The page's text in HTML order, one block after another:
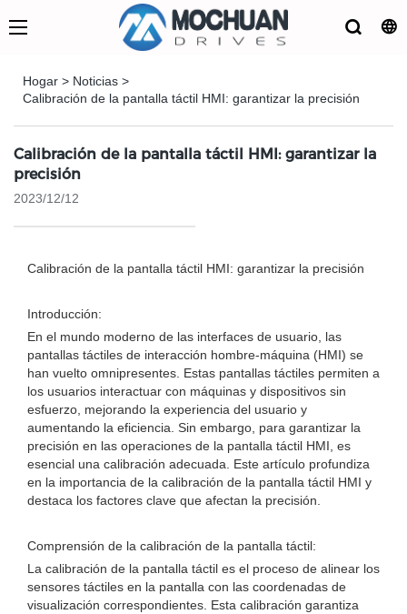
Hogar > Noticias >
Calibración de la pantalla táctil HMI: garantizar la precisión
Calibración de la pantalla táctil HMI: garantizar la
precisión
2023/12/12
Calibración de la pantalla táctil HMI: garantizar la precisión
Introducción:
En el mundo moderno de las interfaces de usuario, las
pantallas táctiles de interacción hombre-máquina (HMI) se
han vuelto omnipresentes. Estas pantallas táctiles permiten a
los usuarios interactuar con máquinas y dispositivos sin
esfuerzo, mejorando la experiencia del usuario y
aumentando la eficiencia. Sin embargo, para garantizar la
precisión en las operaciones de la pantalla táctil HMI, es
esencial una calibración adecuada. Este artículo profundiza
en la importancia de la calibración de la pantalla táctil HMI y
destaca los factores clave que afectan la precisión.
Comprensión de la calibración de la pantalla táctil:
La calibración de la pantalla táctil es el proceso de alinear los
sensores táctiles en la pantalla con las coordenadas de
visualización correspondientes. Esta calibración garantiza